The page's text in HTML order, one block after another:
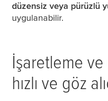
düzensiz veya pürüzlü
uygulanabilir.
İşaretleme ve
hızlı ve göz